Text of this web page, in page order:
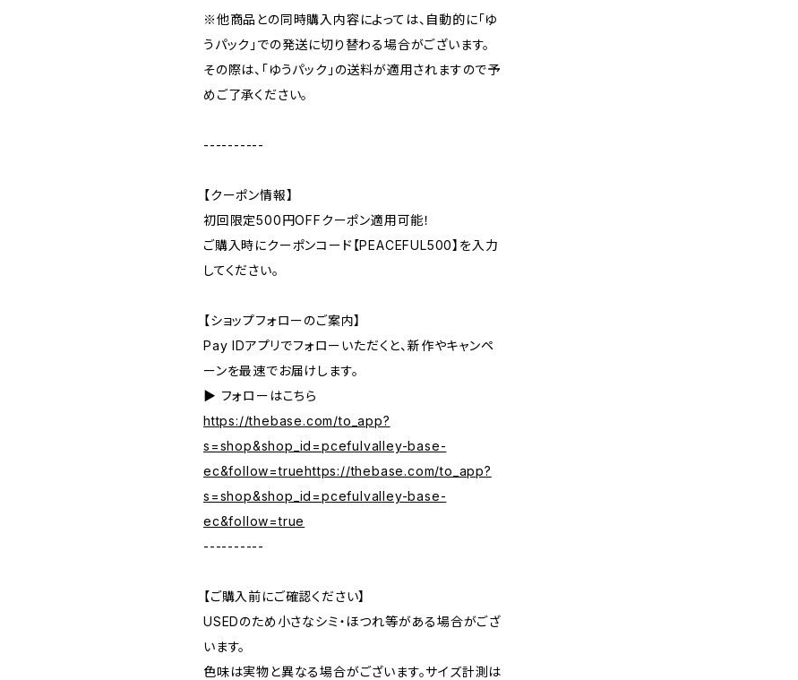
※他商品との同時購入内容によっては、自動的に「ゆ
うパック」での発送に切り替わる場合がございます。
その際は、「ゆうパック」の送料が適用されますので予
めご了承ください。
----------
【クーポン情報】
初回限定500円OFFクーポン適用可能！
ご購入時にクーポンコード【PEACEFUL500】を入力
してください。
【ショップフォローのご案内】
Pay IDアプリでフォローいただくと、新作やキャンペ
ーンを最速でお届けします。
▶︎ フォローはこちら
https://thebase.com/to_app?
s=shop&shop_id=pcefulvalley-base-
ec&follow=truehttps://thebase.com/to_app?
s=shop&shop_id=pcefulvalley-base-
ec&follow=true
----------
【ご購入前にご確認ください】
USEDのため小さなシミ・ほつれ等がある場合がござ
います。
色味は実物と異なる場合がございます。サイズ計測は